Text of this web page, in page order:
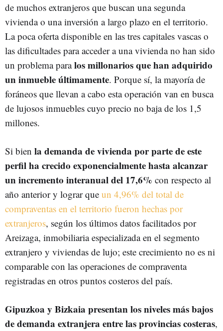
de muchos extranjeros que buscan una segunda
vivienda o una inversión a largo plazo en el territorio.
La poca oferta disponible en las tres capitales vascas o
las dificultades para acceder a una vivienda no han sido
un problema paralos millonarios que han adquirido
un inmueble últimamente. Porque sí, la mayoría de
foráneos que llevan a cabo esta operación van en busca
de lujosos inmuebles cuyo precio no baja de los 1,5
millones.
Si bien la demanda de vivienda por parte de este
perfil ha crecido exponencialmente hasta alcanzar
un incremento interanual del 17,6% con respecto al
año anterior y lograr que un 4,96% del total de
compraventas en el territorio fueron hechas por
extranjeros, según los últimos datos facilitados por
Areizaga, inmobiliaria especializada en el segmento
extranjero y viviendas de lujo; este crecimiento no es ni
comparable con las operaciones de compraventa
registradas en otros puntos costeros del país.
Gipuzkoa y Bizkaia presentan los niveles más bajos
de demanda extranjera entre las provincias costeras,